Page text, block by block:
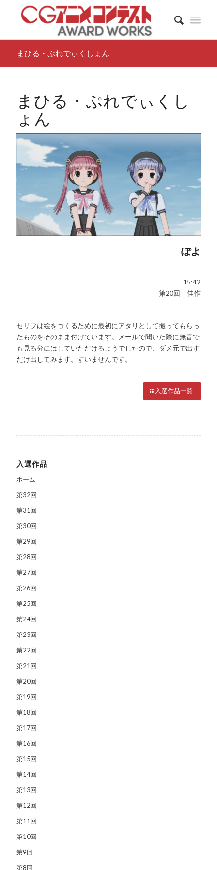
まひる・ぷれでぃくしょん
まひる・ぷれでぃくし
ょん
ぽよ
15:42
第20回 佳作
セリフは絵をつくるために最初にアタリとして撮ってもらっ
たものをそのまま付けています。メールで聞いた際に無音で
も見る分にはしていただけるようでしたので、ダメ元で出す
だけ出してみます。すいませんです。
入選作品一覧
入選作品
ホーム
第32回
第31回
第30回
第29回
第28回
第27回
第26回
第25回
第24回
第23回
第22回
第21回
第20回
第19回
第18回
第17回
第16回
第15回
第14回
第13回
第12回
第11回
第10回
第9回
第8回